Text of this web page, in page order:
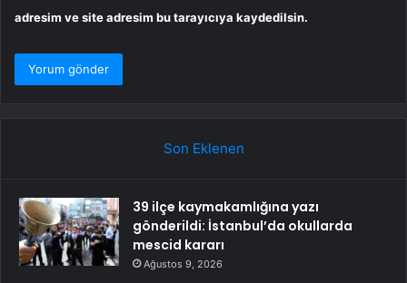
adresim ve site adresim bu tarayıcıya kaydedilsin.
Son Eklenen
39 ilçe kaymakamlığına yazı
gönderildi: İstanbul’da okullarda
mescid kararı
Ağustos 9, 2026